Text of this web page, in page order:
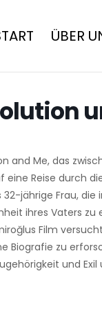
ÜBER
and Me, das
Reise durch
jährige Frau, die
ihres Vaters
Film
Biografie zu
und